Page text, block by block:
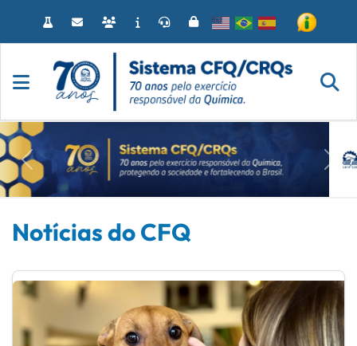
Anterior
Notícias do CFQ